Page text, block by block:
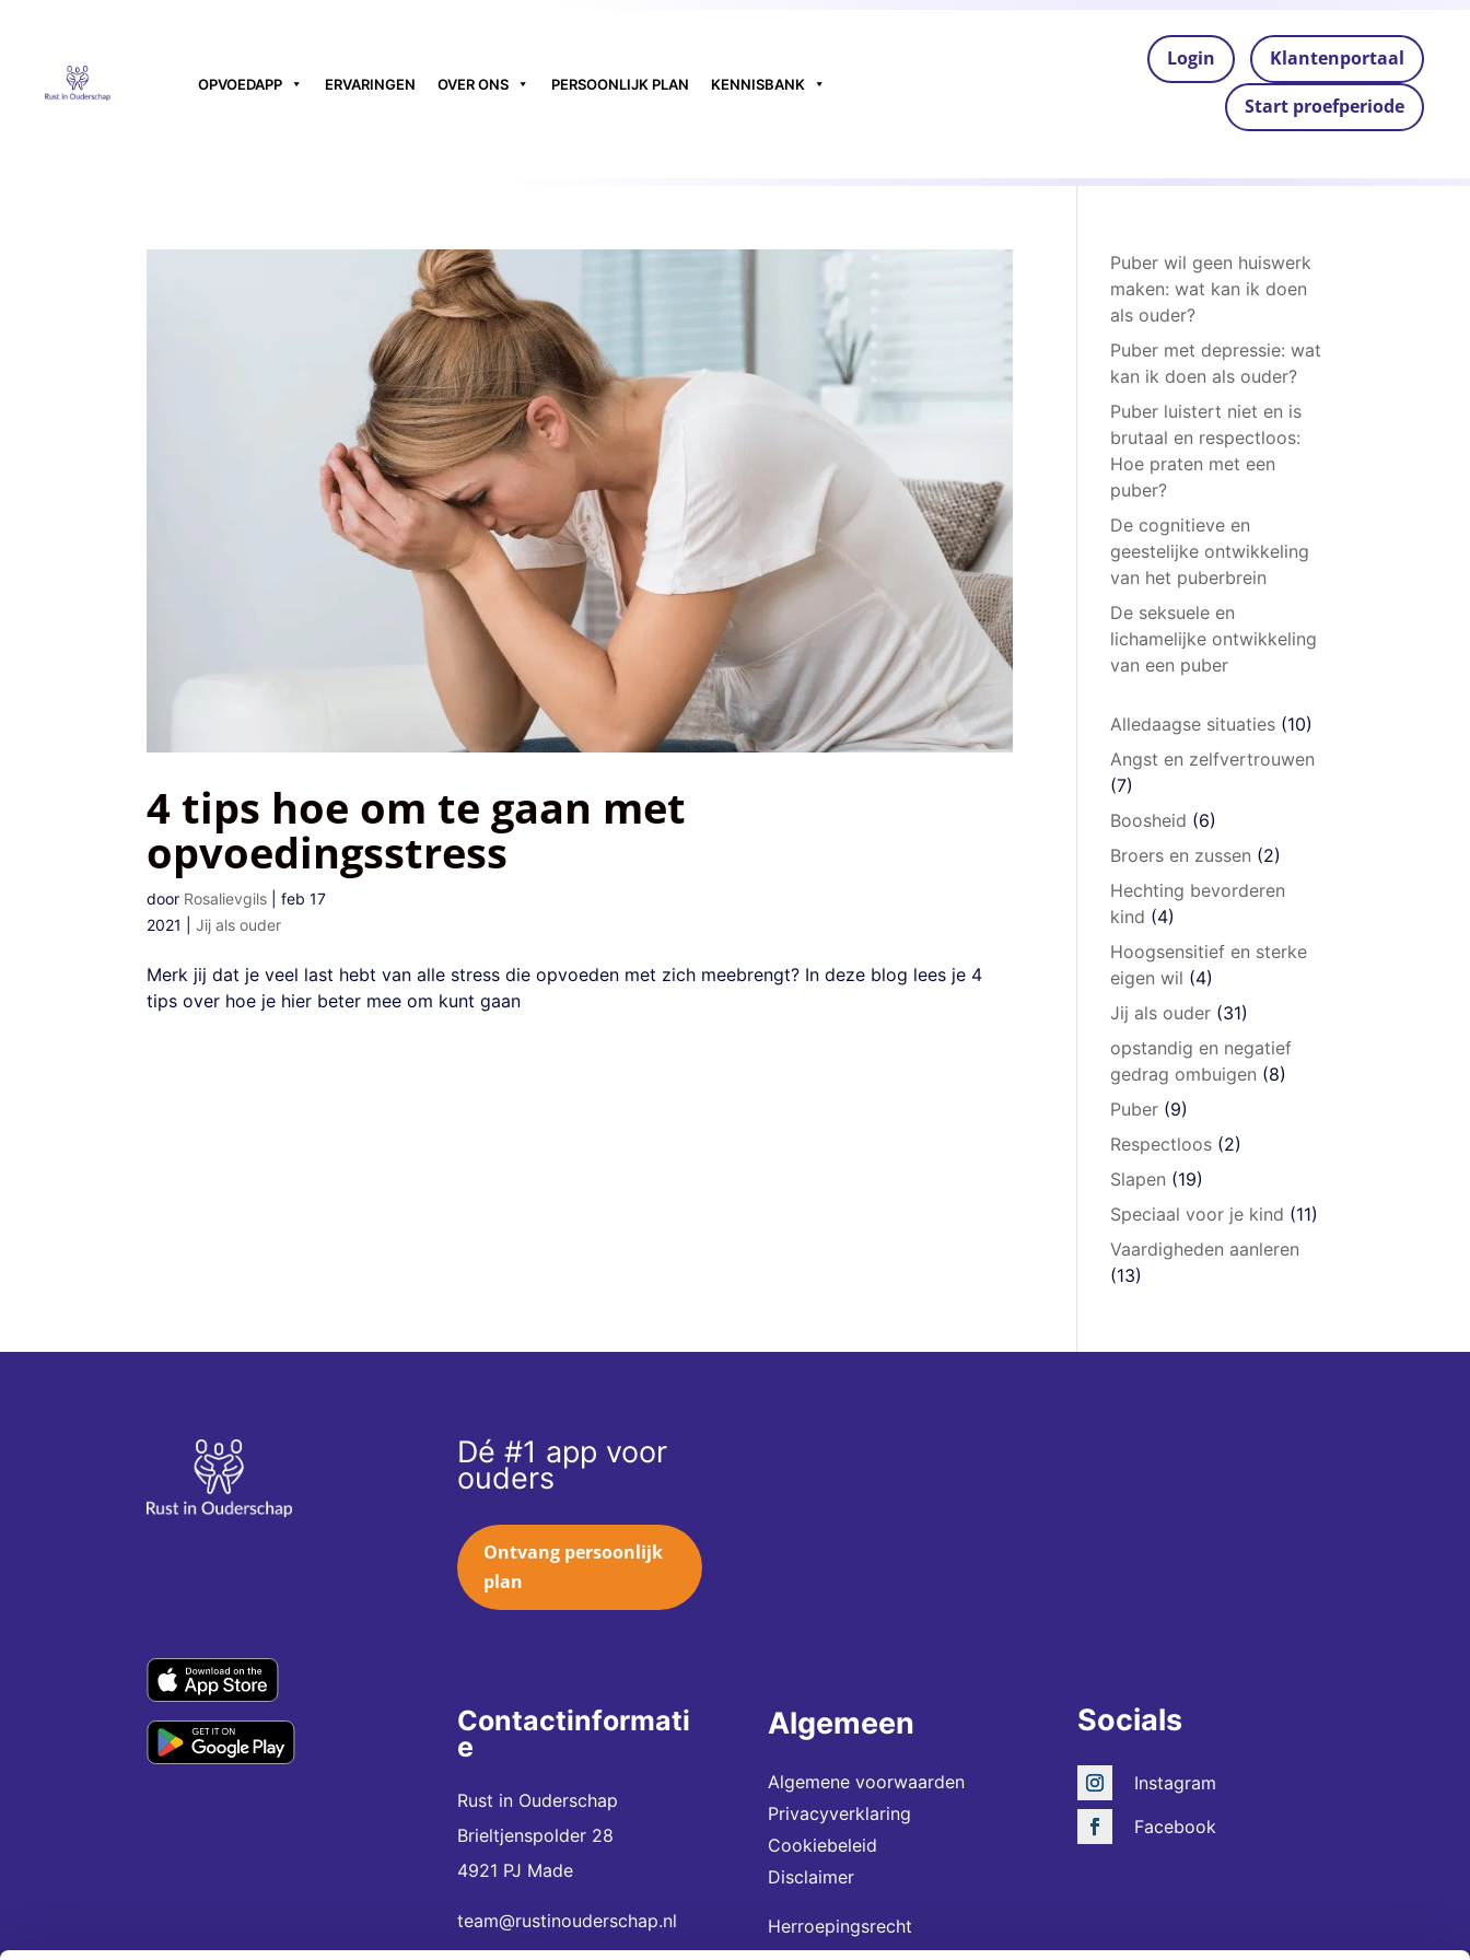
OPVOEDAPP ERVARINGEN OVER ONS PERSOONLIJK PLAN KENNISBANK
Klantenportaal
Login
Start proefperiode
4 tips hoe om te gaan met
opvoedingsstress
door Rosalievgils |feb 17
2021
|Jij als ouder
Merk jij dat je veel last hebt van alle stress die opvoeden met zich meebrengt? In deze blog lees je 4
tips over hoe je hier beter mee om kunt gaan
Puber wil geen huiswerk
maken: wat kan ik doen
als ouder?
Puber met depressie: wat
kan ik doen als ouder?
Puber luistert niet en is
brutaal en respectloos:
Hoe praten met een
puber?
De cognitieve en
geestelijke ontwikkeling
van het puberbrein
De seksuele en
lichamelijke ontwikkeling
van een puber
Alledaagse situaties (10)
Angst en zelfvertrouwen
(7)
Boosheid (6)
Broers en zussen (2)
Hechting bevorderen
kind (4)
Hoogsensitief en sterke
eigen wil (4)
Jij als ouder (31)
opstandig en negatief
gedrag ombuigen (8)
Puber (9)
Respectloos (2)
Slapen (19)
Speciaal voor je kind (11)
Vaardigheden aanleren
(13)
Dé #1 app voor
ouders
Ontvang persoonlijk
plan
Contactinformati
e
Rust in Ouderschap
Brieltjenspolder 28
4921 PJ Made
team@rustinouderschap.nl
Algemeen
Algemene voorwaarden
Privacyverklaring
Cookiebeleid
Disclaimer
Herroepingsrecht
Socials